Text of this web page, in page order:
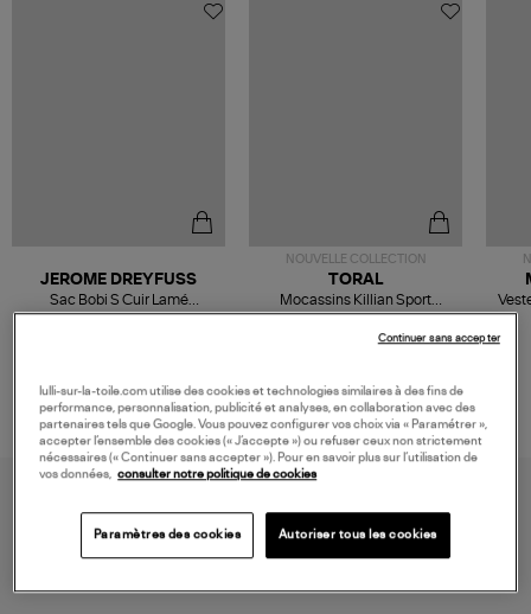
JEROME DREYFUSS
Sac Bobi S Cuir Lamé
Champagne
NOUVELLE COLLECTION
TORAL
Mocassins Killian Sport
Mousse
lulli-sur-la-toile.com utilise des cookies et technologies similaires à des fins de
performance, personnalisation, publicité et analyses, en collaboration avec des
partenaires tels que Google. Vous pouvez configurer vos choix via « Paramétrer »,
accepter l’ensemble des cookies (« J’accepte ») ou refuser ceux non strictement
nécessaires (« Continuer sans accepter »). Pour en savoir plus sur l’utilisation de
vos données, consulter notre politique de cookies
Paramètres des cookies Autoriser tous les cookies
Continuer sans accepter